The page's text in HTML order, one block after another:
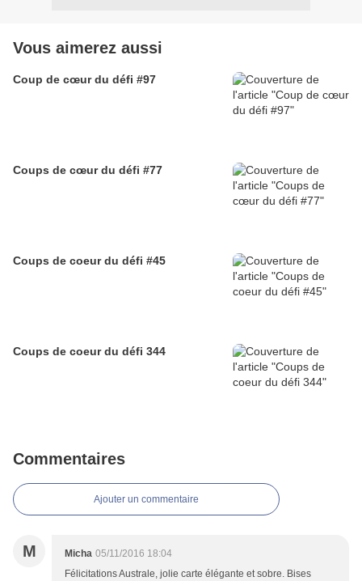
Vous aimerez aussi
Coup de cœur du défi #97
Coups de cœur du défi #77
Coups de coeur du défi #45
Coups de coeur du défi 344
Commentaires
Ajouter un commentaire
M Micha 05/11/2016 18:04
Félicitations Australe, jolie carte élégante et sobre. Bises